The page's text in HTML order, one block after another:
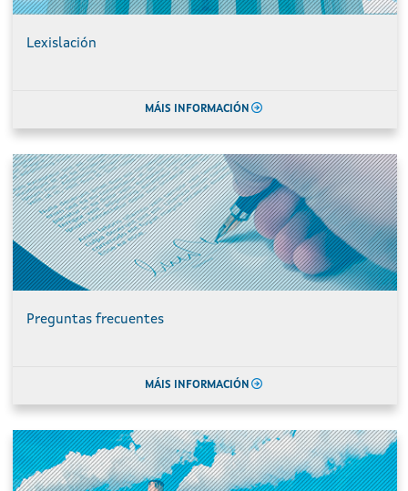
Lexislación
MÁIS INFORMACIÓN
Preguntas frecuentes
MÁIS INFORMACIÓN